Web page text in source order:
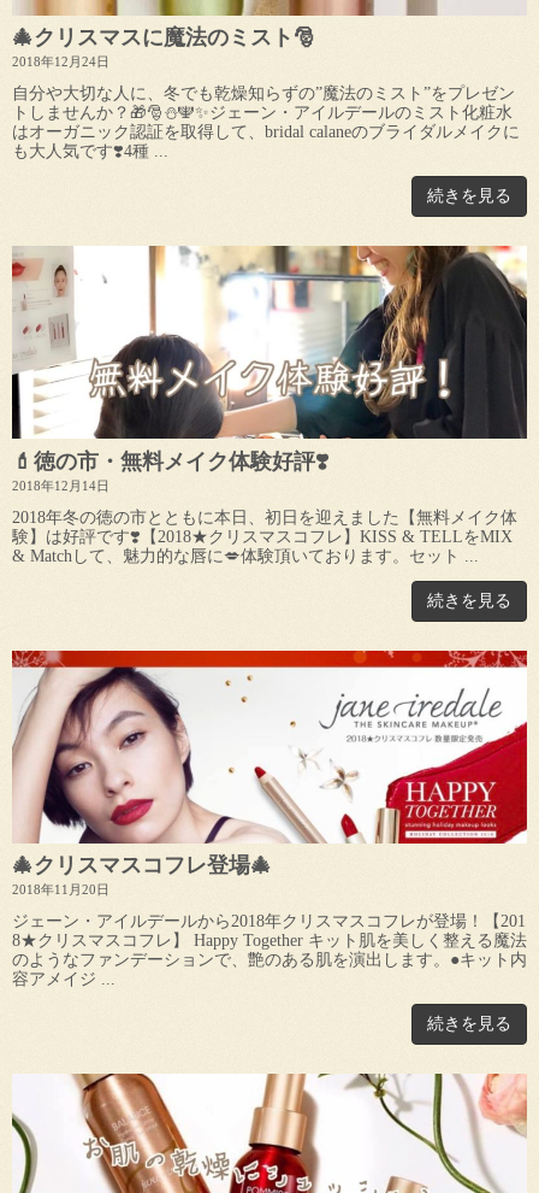
🎄クリスマスに魔法のミスト🎅
2018年12月24日
自分や大切な人に、冬でも乾燥知らずの”魔法のミスト”をプレゼン
トしませんか？🎁🎅⛄️🕎✨ジェーン・アイルデールのミスト化粧水
はオーガニック認証を取得して、bridal calaneのブライダルメイクに
も大人気です❣️4種 ...
続きを見る
💄徳の市・無料メイク体験好評❣️
2018年12月14日
2018年冬の徳の市とともに本日、初日を迎えました【無料メイク体
験】は好評です❣️【2018★クリスマスコフレ】KISS & TELLをMIX
& Matchして、魅力的な唇に💋体験頂いております。セット ...
続きを見る
🎄クリスマスコフレ登場🎄
2018年11月20日
ジェーン・アイルデールから2018年クリスマスコフレが登場！【201
8★クリスマスコフレ】 Happy Together キット肌を美しく整える魔法
のようなファンデーションで、艶のある肌を演出します。●キット内
容アメイジ ...
続きを見る